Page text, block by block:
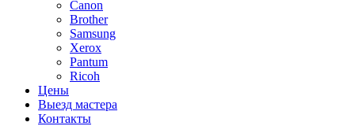
Canon
Brother
Samsung
Xerox
Pantum
Ricoh
Цены
Выезд мастера
Контакты